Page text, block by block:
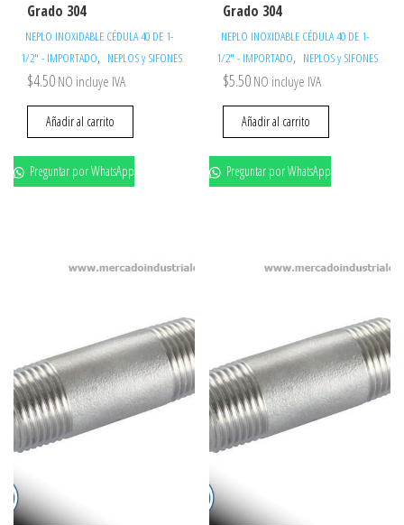
Grado 304
NEPLO INOXIDABLE CÉDULA 40 DE 1-
1/2" - IMPORTADO, NEPLOS y SIFONES
$4.50 NO incluye IVA
Añadir al carrito
Preguntar por WhatsApp
Grado 304
NEPLO INOXIDABLE CÉDULA 40 DE 1-
1/2" - IMPORTADO, NEPLOS y SIFONES
$5.50 NO incluye IVA
Añadir al carrito
Preguntar por WhatsApp